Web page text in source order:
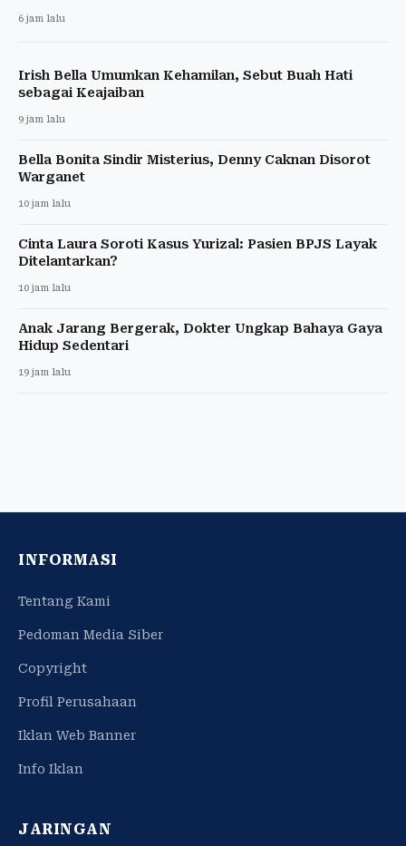
6 jam lalu
Irish Bella Umumkan Kehamilan, Sebut Buah Hati
sebagai Keajaiban
9 jam lalu
Bella Bonita Sindir Misterius, Denny Caknan Disorot
Warganet
10 jam lalu
Cinta Laura Soroti Kasus Yurizal: Pasien BPJS Layak
Ditelantarkan?
10 jam lalu
Anak Jarang Bergerak, Dokter Ungkap Bahaya Gaya
Hidup Sedentari
19 jam lalu
INFORMASI
Tentang Kami
Pedoman Media Siber
Copyright
Profil Perusahaan
Iklan Web Banner
Info Iklan
JARINGAN